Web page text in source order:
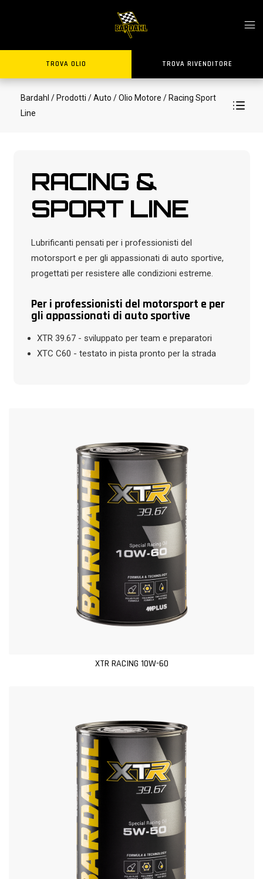
TROVA OLIO TROVA RIVENDITORE
Bardahl / Prodotti / Auto / Olio Motore / Racing Sport
Line
RACING &
SPORT LINE
Lubrificanti pensati per i professionisti del
motorsport e per gli appassionati di auto sportive,
progettati per resistere alle condizioni estreme.
Per i professionisti del motorsport e per
gli appassionati di auto sportive
XTR 39.67 - sviluppato per team e preparatori
XTC C60 - testato in pista pronto per la strada
XTR RACING 10W-60